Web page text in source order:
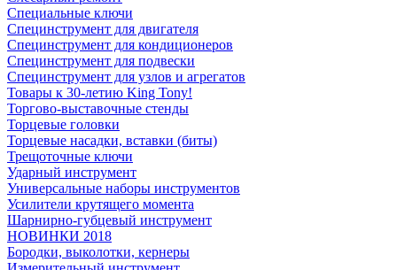
Специальные ключи
Специнструмент для двигателя
Специнструмент для кондиционеров
Специнструмент для подвески
Специнструмент для узлов и агрегатов
Товары к 30-летию King Tony!
Торгово-выставочные стенды
Торцевые головки
Торцевые насадки, вставки (биты)
Трещоточные ключи
Ударный инструмент
Универсальные наборы инструментов
Усилители крутящего момента
Шарнирно-губцевый инструмент
НОВИНКИ 2018
Бородки, выколотки, кернеры